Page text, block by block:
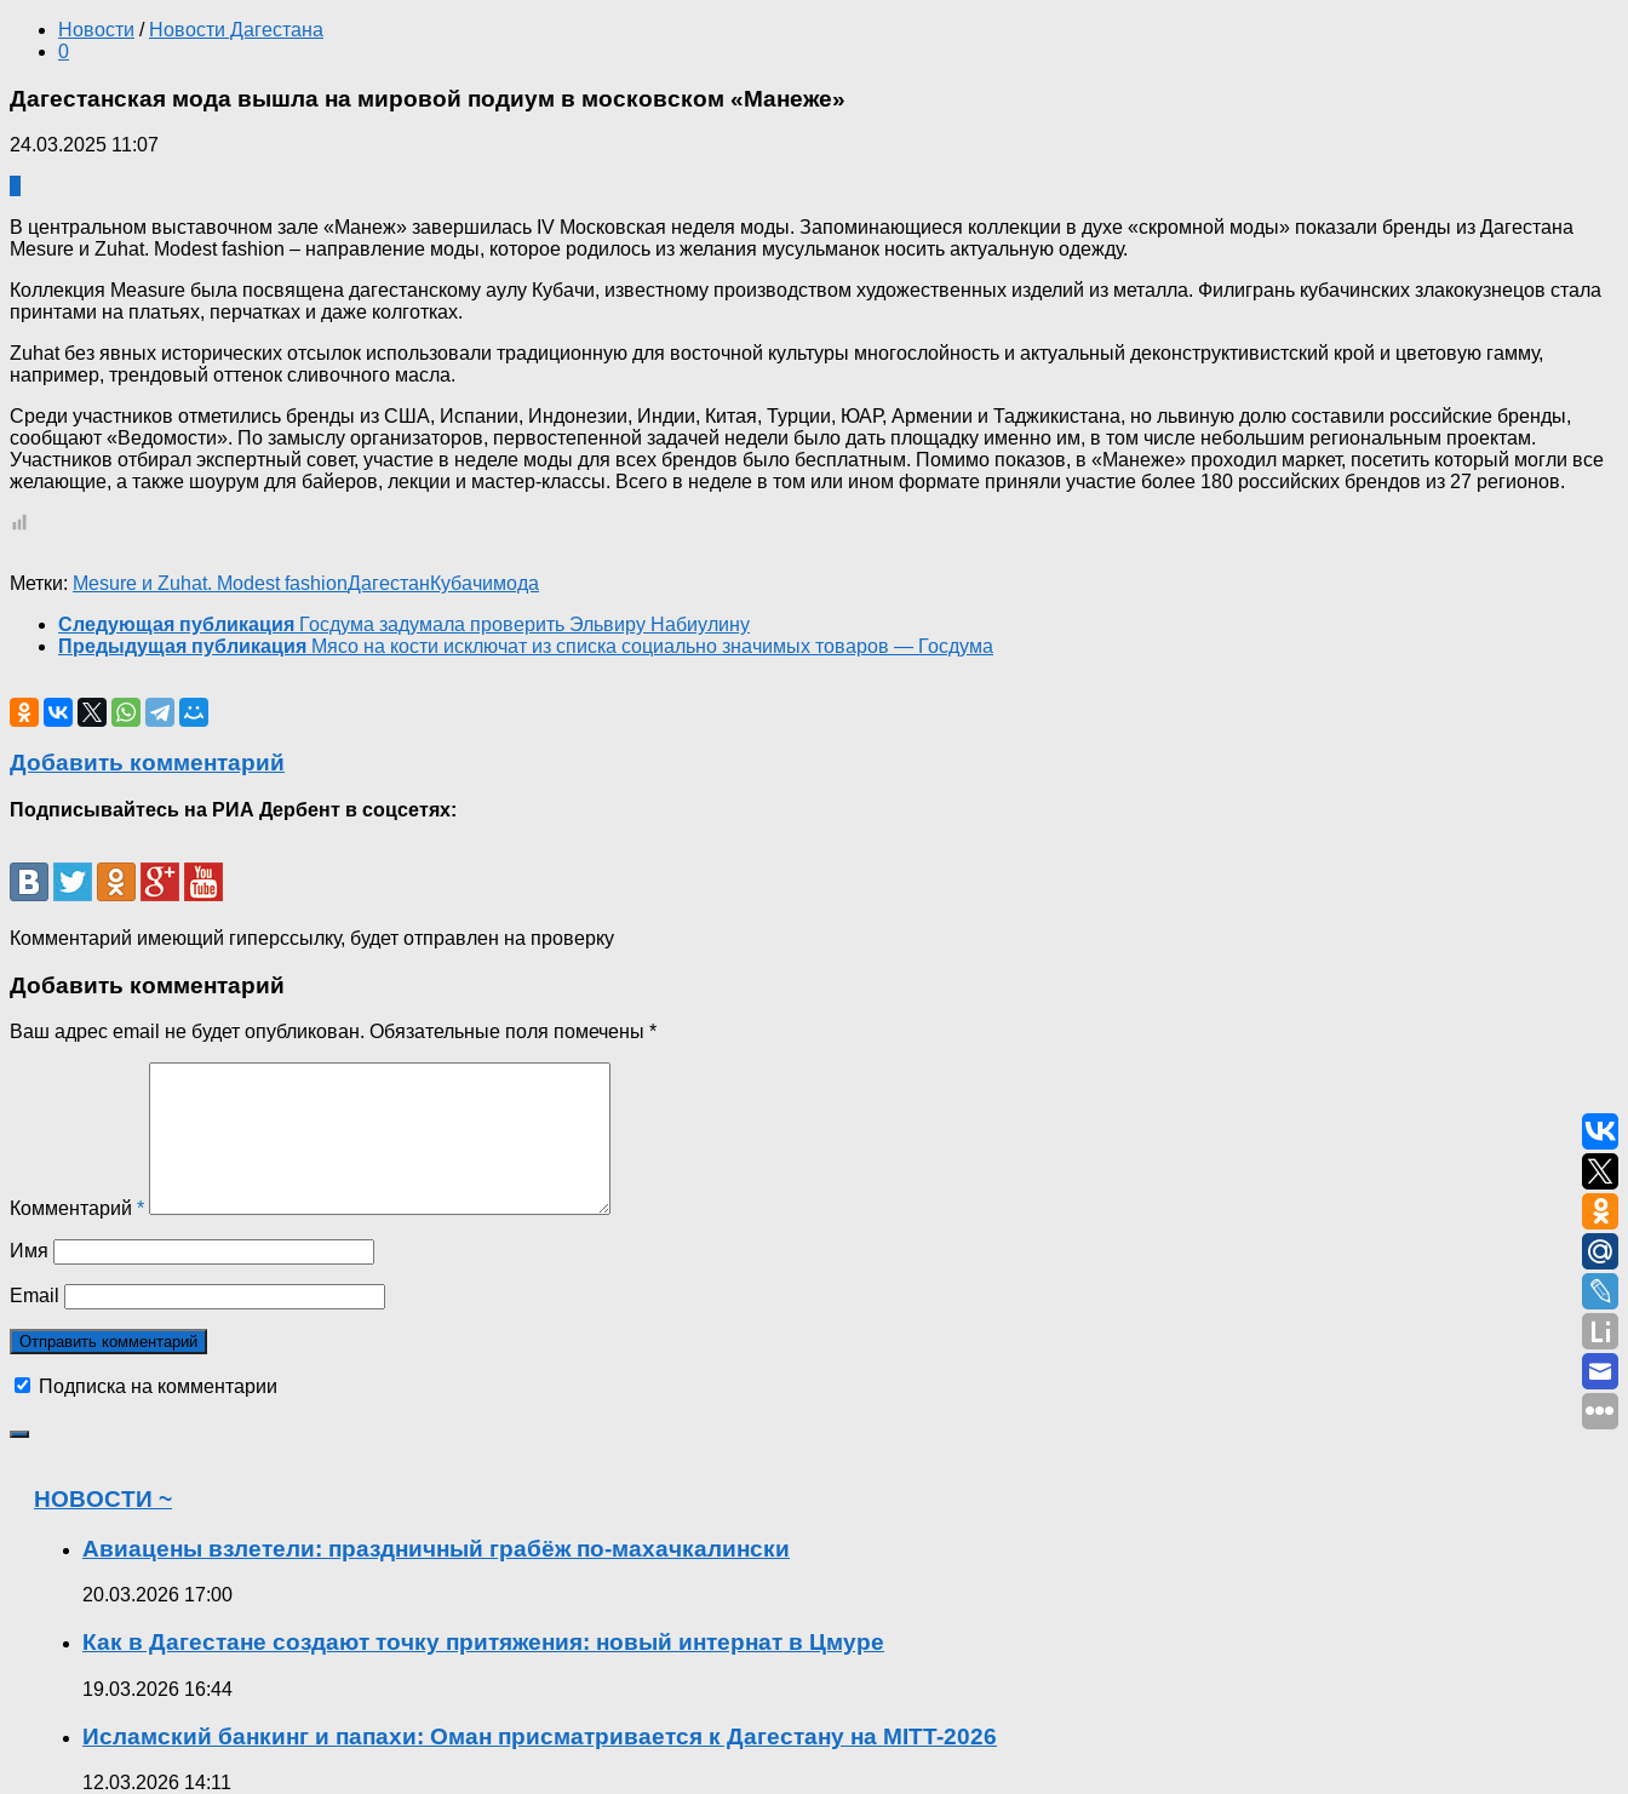
Новости / Новости Дагестана
0
Дагестанская мода вышла на мировой подиум в московском «Манеже»
24.03.2025 11:07
В центральном выставочном зале «Манеж» завершилась IV Московская неделя моды. Запоминающиеся коллекции в духе «скромной моды» показали бренды из Дагестана
Mesure и Zuhat. Modest fashion – направление моды, которое родилось из желания мусульманок носить актуальную одежду.
Коллекция Measure была посвящена дагестанскому аулу Кубачи, известному производством художественных изделий из металла. Филигрань кубачинских злакокузнецов стала
принтами на платьях, перчатках и даже колготках.
Zuhat без явных исторических отсылок использовали традиционную для восточной культуры многослойность и актуальный деконструктивистский крой и цветовую гамму,
например, трендовый оттенок сливочного масла.
Среди участников отметились бренды из США, Испании, Индонезии, Индии, Китая, Турции, ЮАР, Армении и Таджикистана, но львиную долю составили российские бренды,
сообщают «Ведомости». По замыслу организаторов, первостепенной задачей недели было дать площадку именно им, в том числе небольшим региональным проектам.
Участников отбирал экспертный совет, участие в неделе моды для всех брендов было бесплатным. Помимо показов, в «Манеже» проходил маркет, посетить который могли все
желающие, а также шоурум для байеров, лекции и мастер-классы. Всего в неделе в том или ином формате приняли участие более 180 российских брендов из 27 регионов.
Метки: Mesure и Zuhat. Modest fashionДагестанКубачимода
Следующая публикация Госдума задумала проверить Эльвиру Набиулину
Предыдущая публикация Мясо на кости исключат из списка социально значимых товаров — Госдума
Добавить комментарий
Подписывайтесь на РИА Дербент в соцсетях:
Комментарий имеющий гиперссылку, будет отправлен на проверку
Добавить комментарий
Ваш адрес email не будет опубликован. Обязательные поля помечены *
Комментарий *
Имя
Email
Подписка на комментарии
НОВОСТИ ~
Авиацены взлетели: праздничный грабёж по-махачкалински
20.03.2026 17:00
Как в Дагестане создают точку притяжения: новый интернат в Цмуре
19.03.2026 16:44
Исламский банкинг и папахи: Оман присматривается к Дагестану на MITT-2026
12.03.2026 14:11